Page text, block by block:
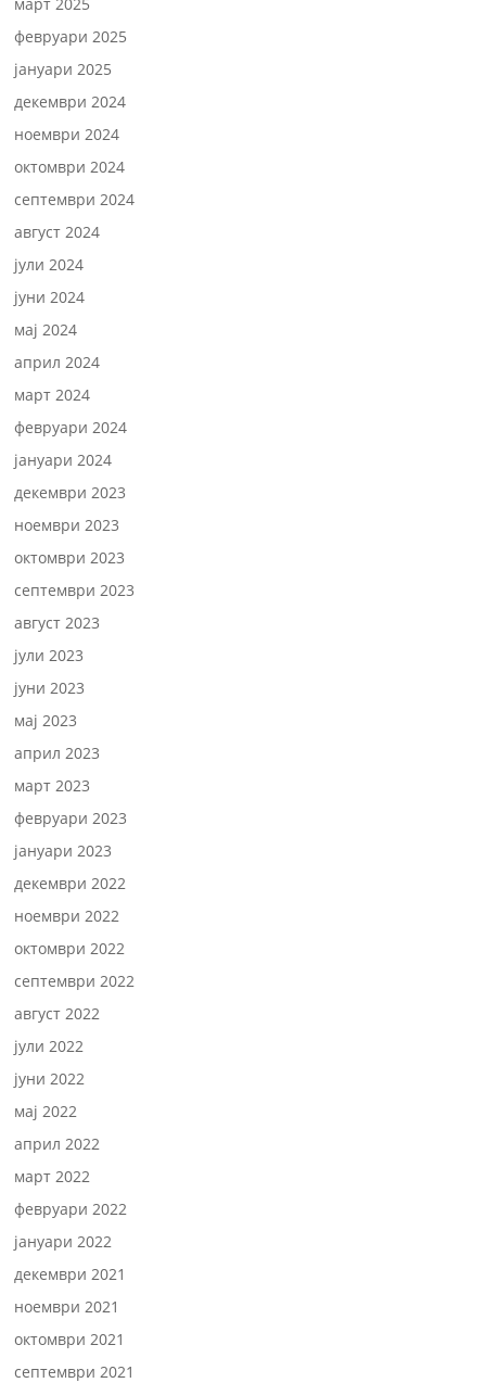
февруари 2025
јануари 2025
декември 2024
ноември 2024
октомври 2024
септември 2024
август 2024
јули 2024
јуни 2024
мај 2024
април 2024
март 2024
февруари 2024
јануари 2024
декември 2023
ноември 2023
октомври 2023
септември 2023
август 2023
јули 2023
јуни 2023
мај 2023
април 2023
март 2023
февруари 2023
јануари 2023
декември 2022
ноември 2022
октомври 2022
септември 2022
август 2022
јули 2022
јуни 2022
мај 2022
април 2022
март 2022
февруари 2022
јануари 2022
декември 2021
ноември 2021
октомври 2021
септември 2021